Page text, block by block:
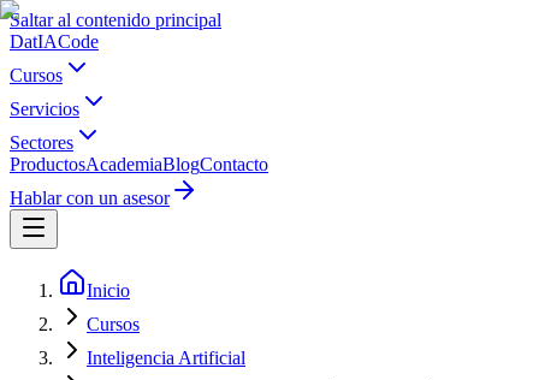
Saltar al contenido principal
DatIACode
Cursos
Servicios
Sectores
ProductosAcademiaBlogContacto
Hablar con un asesor
Inicio
Cursos
Inteligencia Artificial